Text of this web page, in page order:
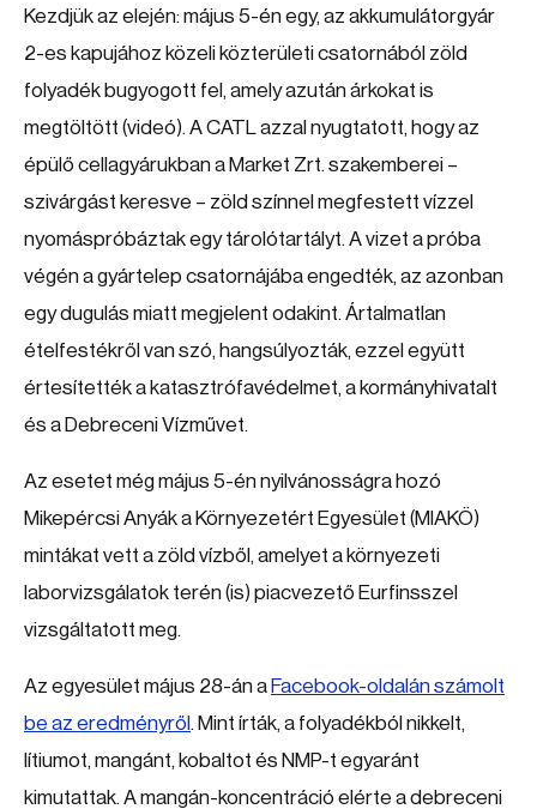
Kezdjük az elején: május 5-én egy, az akkumulátorgyár
2-es kapujához közeli közterületi csatornából zöld
folyadék bugyogott fel, amely azután árkokat is
megtöltött (videó). A CATL azzal nyugtatott, hogy az
épülő cellagyárukban a Market Zrt. szakemberei –
szivárgást keresve – zöld színnel megfestett vízzel
nyomáspróbáztak egy tárolótartályt. A vizet a próba
végén a gyártelep csatornájába engedték, az azonban
egy dugulás miatt megjelent odakint. Ártalmatlan
ételfestékről van szó, hangsúlyozták, ezzel együtt
értesítették a katasztrófavédelmet, a kormányhivatalt
és a Debreceni Vízművet.
Az esetet még május 5-én nyilvánosságra hozó
Mikepércsi Anyák a Környezetért Egyesület (MIAKÖ)
mintákat vett a zöld vízből, amelyet a környezeti
laborvizsgálatok terén (is) piacvezető Eurfinsszel
vizsgáltatott meg.
Az egyesület május 28-án a Facebook-oldalán számolt
be az eredményről . Mint írták, a folyadékból nikkelt,
lítiumot, mangánt, kobaltot és NMP-t egyaránt
kimutattak. A mangán-koncentráció elérte a debreceni